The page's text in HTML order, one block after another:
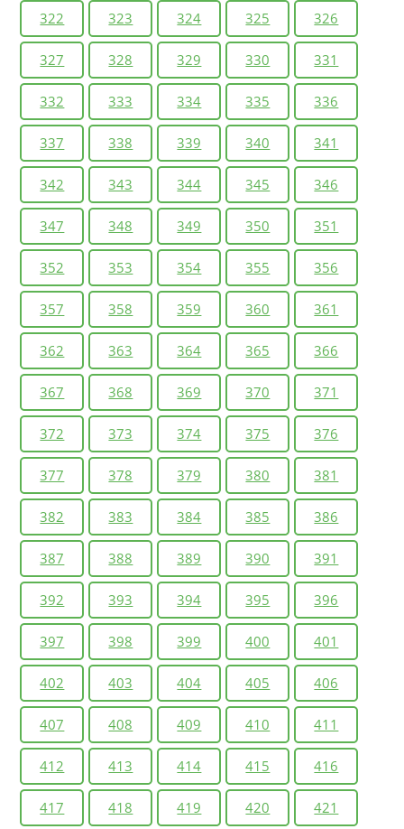
322 323 324 325 326
327 328 329 330 331
332 333 334 335 336
337 338 339 340 341
342 343 344 345 346
347 348 349 350 351
352 353 354 355 356
357 358 359 360 361
362 363 364 365 366
367 368 369 370 371
372 373 374 375 376
377 378 379 380 381
382 383 384 385 386
387 388 389 390 391
392 393 394 395 396
397 398 399 400 401
402 403 404 405 406
407 408 409 410 411
412 413 414 415 416
417 418 419 420 421